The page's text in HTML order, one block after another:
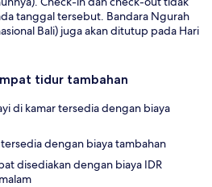
tanggal tersebut. Bandara Ngurah
Bali) juga akan ditutup pada Hari
tidur tambahan
di kamar tersedia dengan biaya
dengan biaya tambahan
disediakan dengan biaya IDR